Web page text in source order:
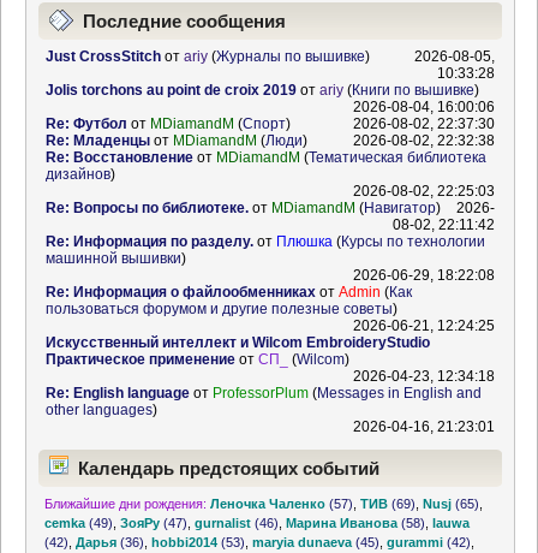
Информационный центр
Последние сообщения
Just CrossStitchот ariy(Журналы по вышивке)
2026-08-05,
10:33:28
Jolis torchons au point de croix 2019от ariy(Книги по вышивке)
2026-08-04, 16:00:06
Re: Футбол от MDiamandM (Спорт)
2026-08-02, 22:37:30
Re: Младенцыот MDiamandM (Люди)
2026-08-02, 22:32:38
Re: Восстановлениеот MDiamandM (Тематическая библиотека
дизайнов)
2026-08-02, 22:25:03
Re: Вопросы по библиотеке.от MDiamandM (Навигатор)
2026-
08-02, 22:11:42
Re: Информация по разделу.от Плюшка (Курсы по технологии
машинной вышивки)
2026-06-29, 18:22:08
Re: Информация о файлообменникахот Admin (Как
пользоваться форумом и другие полезные советы)
2026-06-21, 12:24:25
Искусственный интеллект и Wilcom EmbroideryStudio
Практическое применениеот СП_ (Wilcom)
2026-04-23, 12:34:18
Re: English languageот ProfessorPlum(Messages in English and
other languages)
2026-04-16, 21:23:01
Календарь предстоящих событий
Ближайшие дни рождения: Леночка Чаленко (57) ,ТИВ (69) ,Nusj (65)
cemka (49) ,ЗояРу (47) ,gurnalist (46) ,Марина Иванова (58) ,lauwa
(42) ,Дарья (36) ,hobbi2014 (53) ,maryia dunaeva (45) ,gurammi (42)